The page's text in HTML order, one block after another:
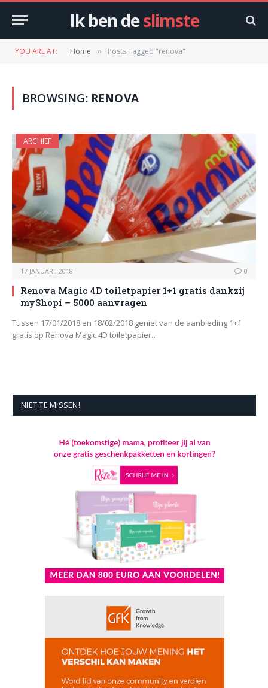
Ik ben deslimste
YOU ARE AT: Home » Posts Tagged "renova"
BROWSING: RENOVA
ARCHIEF
17 JANUARI, 2018 0
Renova Magic 4D toiletpapier 1+1 gratis dankzij
myShopi – 5000 aanvragen
Tussen 17/01/2018 en 18/02/2018 geniet van de aanbieding 1+1
gratis op Renova Magic 4D toiletpapier…
NIET TE MISSEN!